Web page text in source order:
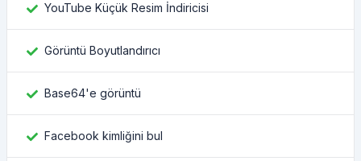
YouTube Küçük Resim İndiricisi
Görüntü Boyutlandırıcı
Base64'e görüntü
Facebook kimliğini bul